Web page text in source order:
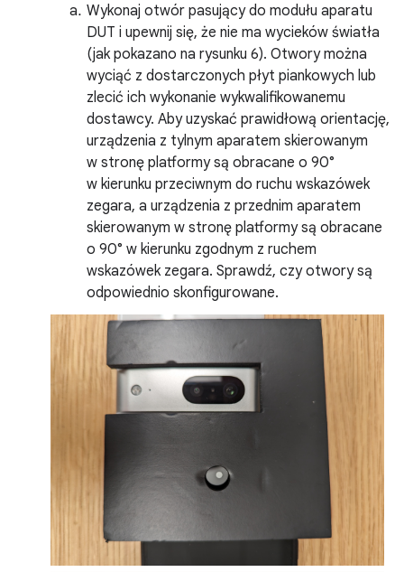
Wykonaj otwór pasujący do modułu aparatu
DUT i upewnij się, że nie ma wycieków światła
(jak pokazano na rysunku 6). Otwory można
wyciąć z dostarczonych płyt piankowych lub
zlecić ich wykonanie wykwalifikowanemu
dostawcy. Aby uzyskać prawidłową orientację,
urządzenia z tylnym aparatem skierowanym
w stronę platformy są obracane o 90°
w kierunku przeciwnym do ruchu wskazówek
zegara, a urządzenia z przednim aparatem
skierowanym w stronę platformy są obracane
o 90° w kierunku zgodnym z ruchem
wskazówek zegara. Sprawdź, czy otwory są
odpowiednio skonfigurowane.